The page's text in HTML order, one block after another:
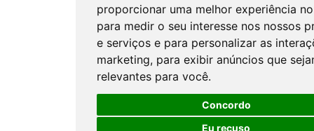
proporcionar uma melhor experiência
para medir o seu interesse nos nossos
e serviços e para personalizar as
marketing, para exibir anúncios que
relevantes para você.
Concordo
Eu recuso